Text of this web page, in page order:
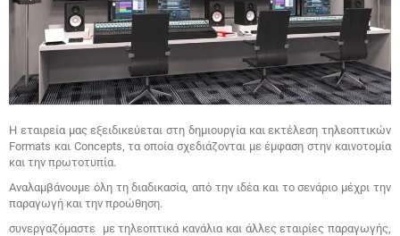
Η εταιρεία μας εξειδικεύεται στη δημιουργία και εκτέλεση τηλεοπτικών
Formats και Concepts, τα οποία σχεδιάζονται με έμφαση στην καινοτομία
και την πρωτοτυπία.
Αναλαμβάνουμε όλη τη διαδικασία, από την ιδέα και το σενάριο μέχρι την
παραγωγή και την προώθηση.
συνεργαζόμαστε με τηλεοπτικά κανάλια και άλλες εταιρίες παραγωγής,